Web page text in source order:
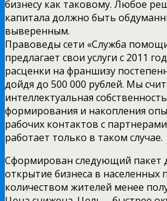
бизнесу как таковому. Любое
капитала должно быть
выверенным.
Правоведы сети «Служба
предлагает свои услуги с 2011
расценки на франшизу
дойдя до 500 000 рублей. Мы
интеллектуальная
формирования и накопления
рабочих контактов с
работает только в таком случае.
Сформирован следующий пакет
открытие бизнеса в населенных
количеством жителей менее